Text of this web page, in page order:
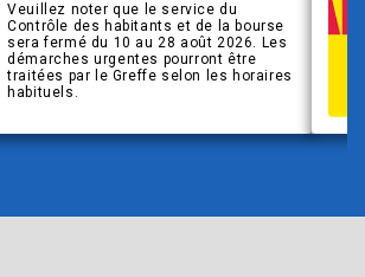
Veuillez noter que le service du
Contrôle des habitants et de la bourse
sera fermé du 10 au 28 août 2026. Les
démarches urgentes pourront être
traitées par le Greffe selon les horaires
habituels.